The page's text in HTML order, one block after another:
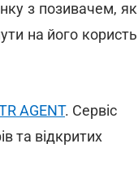
з позивачем, як
на його користь
AGENT. Сервіс
та відкритих